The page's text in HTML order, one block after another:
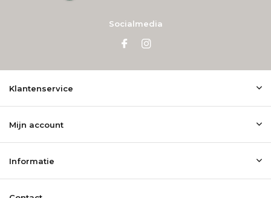
Socialmedia
Klantenservice
Mijn account
Informatie